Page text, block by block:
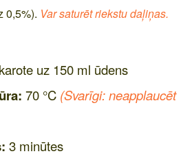
0,5%). Var saturēt riekstu daļiņas.
uz 150 ml ūdens
70 °C (Svarīgi: neapplaucēt
3 minūtes